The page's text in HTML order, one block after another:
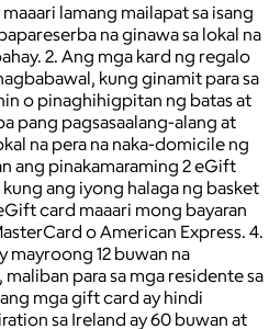
lamang mailapat sa isang
na ginawa sa lokal na
2. Ang mga kard ng regalo
kung ginamit para sa
o pinaghihigpitan ng batas at
pang pagsasaalang-alang at
na pera na naka-domicile ng
ang pinakamaraming 2 eGift
ang iyong halaga ng basket
card maaari mong bayaran
o American Express. 4.
12 buwan na
para sa mga residente sa
mga gift card ay hindi
sa Ireland ay 60 buwan at